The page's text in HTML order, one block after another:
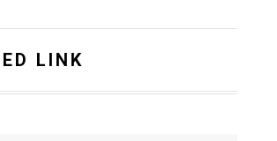
LINK